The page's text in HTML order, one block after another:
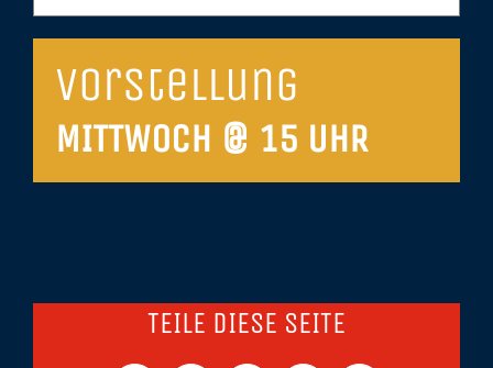
Vorstellung
MITTWOCH @ 15 UHR
TEILE DIESE SEITE